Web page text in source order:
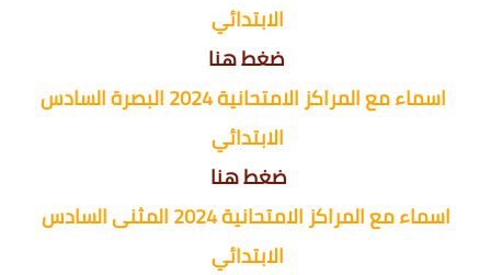
الابتدائي
ضغط هنا
اسماء مع المراكز الامتحانية 2024 البصرة السادس
الابتدائي
ضغط هنا
اسماء مع المراكز الامتحانية 2024 المثنى السادس
الابتدائي